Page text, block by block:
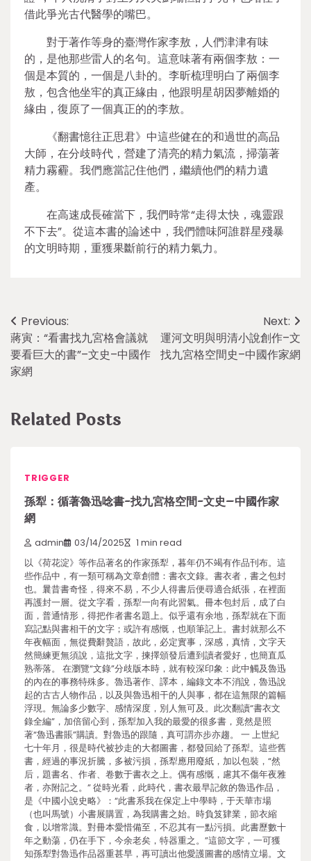
借此爭光古代醫學的嘴巴。
對于著作等身的臺灣作家李敖，人們津津有味
的，是他那些雷人的名句。這意味著有兩個李敖：一
個是本質的，一個是八卦的。李昕梳理明白了兩個李
敖，包含他坐牢的真正緣由，他跟明星胡因夢離婚的
緣由，復原了一個真正的的李敖。
《翻書憶往正思君》中這些健在的和過世的高品
大師，在分歧時代，營建了清亮的精力氣流，掃蕩著
精力霧霾。我們應當記住他們，繼續他們的精力遺
產。
在高速成長確當下，我們時常“走得太快，魂靈跟
不下去”。從這本書的論述中，我們體味阿誰群星殘暴
的文明時期，重獲果斷前行的精力氣力。
Post
navigation
Previous:
蔣寅：“看書找九宮格會議就
要看巨大的書”–文史–中國作
家網
Next:
運河文明與明清小說創作–文
找九宮格空間史–中國作家網
Related Posts
TRIGGER
孫犁：循著魯迅唸書-找九宮格空間-文史–中國作家
網
admin 03/14/2025 1 min read
以《荷花淀》等作品著名的作家孫犁，暮年仍不竭有作品刊布。這
些作品中，有一類可稱為文章創體：書衣文錄。書衣者，書之包封
也。曩昔書奇怪，得來不易，不少人得書后便尋適合紙張，在裡面
再護封一層。從文字看，孫犁一向有此習氣。冊本包封后，成了白
面，普通情形，得把作者書名題上。似乎還有余地，孫犁就在下面
寫記點與書相干的文字；或許有感慨，也順筆記上。書封就那么不
年夜幅面，無從費辭贅語，故此，必定實事，深感，真情，文字天
然簡練更無須說，這批文字，揀擇頒發后遭到讀者愛好，也簡直瓜
熟蒂落。 在瀏覽“文錄”分歧版本時，就有較深印象：此中觸及魯迅
的內在的事務特殊多。魯迅著作、譯本，編錄文本不消說，魯迅說
起的古古人物作品，以及與魯迅相干的人與事，都在這無限的篇幅
浮現。無論多少數字、感情深度，別人無可及。此次翻讀“書衣文
錄全編”，加倍留心到，孫犁加入我的最愛的很多書，竟然是照
著“魯迅書賬”購讀。對魯迅的跟隨，真可謂亦步亦趨。 一 上世紀
七十年月，很是時代被抄走的大都圖書，都發回給了孫犁。這些舊
書，經過的事況折騰，多被污損，孫犁應用廢紙，加以包裝，“然
后，題書名、作者、卷數于書衣之上。偶有感慨，慮其不傷年夜雅
者，亦附記之。” 從時光看，此時代，書衣最早記敘的魯迅作品，
是《中國小說史略》：“此書系我在保定上中學時，于天華市場
（也叫馬號）小書展購置，為我購書之始。時負笈肄業，節衣縮
食，以增常識。對冊本愛惜備至，不忍其有一點污損。此書歷數十
年之動蕩，仍在手下，今余老矣，特器重之。”這節文字，一可獲
知孫犁對魯迅作品器重甚早，再可讀出他愛護圖書的感情立場。文